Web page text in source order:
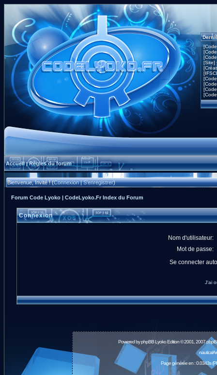
[Site]
Accueil|Règles du forum
Bienvenue, Invité ! (Connexion|S'enregistrer)
Forum Code Lyoko | CodeLyoko.Fr Index du Forum
Connexion
Nom d'utilisateur:
Mot de passe:
Se connecter
J'ai
Powered byphpBBLyoko Edition © 2001, 2007
Page générée en : 0.0343s